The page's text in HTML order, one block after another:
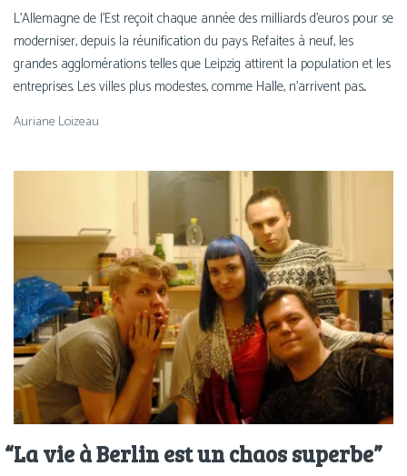
L’Allemagne de l'Est reçoit chaque année des milliards d’euros pour se
moderniser, depuis la réunification du pays. Refaites à neuf, les
grandes agglomérations telles que Leipzig attirent la population et les
entreprises. Les villes plus modestes, comme Halle, n'arrivent pas...
Auriane Loizeau
“La vie à Berlin est un chaos superbe”